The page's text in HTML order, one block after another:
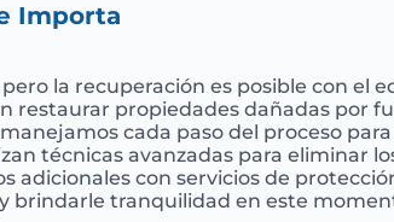
Importa
la recuperación es posible con el
restaurar propiedades dañadas por
cada paso del proceso
técnicas avanzadas para eliminar
adicionales con servicios de
brindarle tranquilidad en este